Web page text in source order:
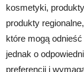
kosmetyki,
produkty
które mogą
jednak o
preferencji i